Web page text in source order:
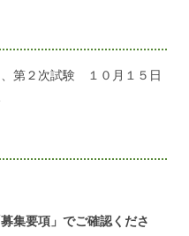
第２次試験 １０月１５日
集要項」でご確認くださ